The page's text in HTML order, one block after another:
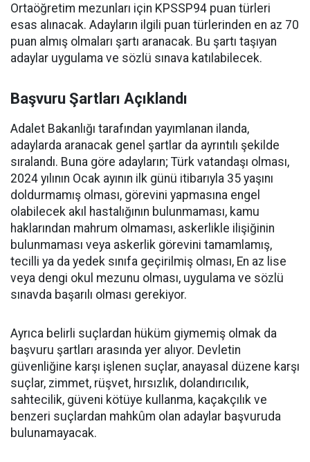
Ortaöğretim mezunları için KPSSP94 puan türleri
esas alınacak. Adayların ilgili puan türlerinden en az 70
puan almış olmaları şartı aranacak. Bu şartı taşıyan
adaylar uygulama ve sözlü sınava katılabilecek.
Başvuru Şartları Açıklandı
Adalet Bakanlığı tarafından yayımlanan ilanda,
adaylarda aranacak genel şartlar da ayrıntılı şekilde
sıralandı. Buna göre adayların; Türk vatandaşı olması,
2024 yılının Ocak ayının ilk günü itibarıyla 35 yaşını
doldurmamış olması, görevini yapmasına engel
olabilecek akıl hastalığının bulunmaması, kamu
haklarından mahrum olmaması, askerlikle ilişiğinin
bulunmaması veya askerlik görevini tamamlamış,
tecilli ya da yedek sınıfa geçirilmiş olması, En az lise
veya dengi okul mezunu olması, uygulama ve sözlü
sınavda başarılı olması gerekiyor.
Ayrıca belirli suçlardan hüküm giymemiş olmak da
başvuru şartları arasında yer alıyor. Devletin
güvenliğine karşı işlenen suçlar, anayasal düzene karşı
suçlar, zimmet, rüşvet, hırsızlık, dolandırıcılık,
sahtecilik, güveni kötüye kullanma, kaçakçılık ve
benzeri suçlardan mahkûm olan adaylar başvuruda
bulunamayacak.